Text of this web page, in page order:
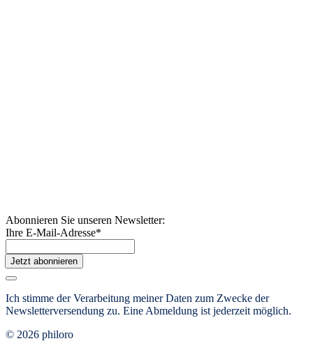
Abonnieren Sie unseren Newsletter:
Ihre E-Mail-Adresse*
Jetzt abonnieren
Ich stimme der Verarbeitung meiner Daten zum Zwecke der
Newsletterversendung zu. Eine Abmeldung ist jederzeit möglich.
© 2026 philoro